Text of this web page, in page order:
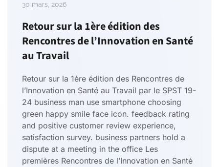
30 mars, 2026
Retour sur la 1ère édition des
Rencontres de l’Innovation en Santé
au Travail
Retour sur la 1ère édition des Rencontres de
l’Innovation en Santé au Travail par le SPST 19-
24 business man use smartphone choosing
green happy smile face icon. feedback rating
and positive customer review experience,
satisfaction survey. business partners hold a
dispute at a meeting in the office Les
premières Rencontres de l’Innovation en Santé